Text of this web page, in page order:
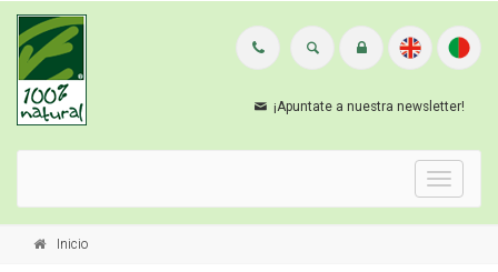
¡Apuntate a nuestra newsletter!
Menu
Inicio